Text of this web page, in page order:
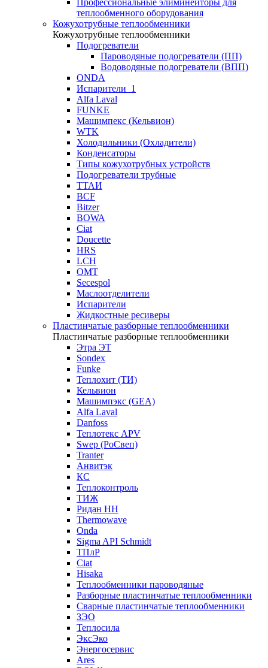
Профессиональные элиминейторы для
теплообменного оборудования
Кожухотрубные теплообменники
Кожухотрубные теплообменники
Подогреватели
Пароводяные подогреватели (ПП)
Водоводяные подогреватели (ВПП)
ONDA
Испарители_1
Alfa Laval
FUNKE
Машимпекс (Кельвион)
WTK
Холодильники (Охладители)
Конденсаторы
Типы кожухотрубных устройств
Подогреватели трубные
ТТАИ
BCF
Bitzer
BOWA
Ciat
Doucette
HRS
LCH
OMT
Secespol
Маслоотделители
Испарители
Жидкостные ресиверы
Пластинчатые разборные теплообменники
Пластинчатые разборные теплообменники
Этра ЭТ
Sondex
Funke
Теплохит (ТИ)
Кельвион
Машимпэкс (GEA)
Alfa Laval
Danfoss
Теплотекс APV
Swep (РоСвеп)
Tranter
Анвитэк
КС
Теплоконтроль
ТИЖ
Ридан НН
Thermowave
Onda
Sigma API Schmidt
ТПлР
Ciat
Hisaka
Теплообменники пароводяные
Разборные пластинчатые теплообменники
Сварные пластинчатые теплообменники
ЗЭО
Теплосила
ЭксЭко
Энергосервис
Ares